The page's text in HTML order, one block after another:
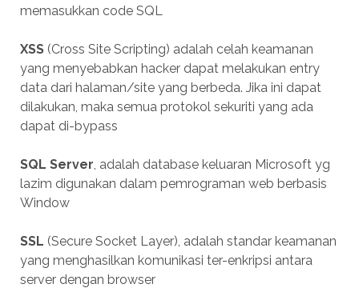
memasukkan code SQL
XSS(Cross Site Scripting) adalah celah keamanan
yang menyebabkan hacker dapat melakukan entry
data dari halaman/site yang berbeda. Jika ini dapat
dilakukan, maka semua protokol sekuriti yang ada
dapat di-bypass
SQL Server, adalah database keluaran Microsoft yg
lazim digunakan dalam pemrograman web berbasis
Window
SSL (Secure Socket Layer), adalah standar keamanan
yang menghasilkan komunikasi ter-enkripsi antara
server dengan browser